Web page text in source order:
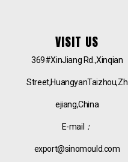
VISIT US
369#XinJiang Rd.,Xinqian
Street,HuangyanTaizhou,Zh
ejiang,China
E-mail ：
export@sinomould.com